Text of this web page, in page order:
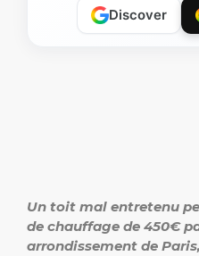
Discover
Un toit mal entretenu
de chauffage de 450€
arrondissement de